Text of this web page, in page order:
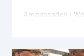
Ambassaden i
Läs mer om